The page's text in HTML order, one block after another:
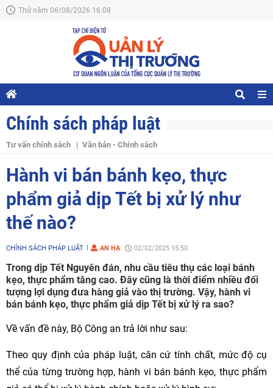
Thứ năm 06/08/2026 16:08
Chính sách pháp luật
Tư vấn chính sách Văn bản - Chính sách
Hành vi bán bánh kẹo, thực
phẩm giả dịp Tết bị xử lý như
thế nào?
CHÍNH SÁCH PHÁP LUẬT AN HẠ 02/02/2025 15:50
Trong dịp Tết Nguyên đán, nhu cầu tiêu thụ các loại bánh
kẹo, thực phẩm tăng cao. Đây cũng là thời điểm nhiều đối
tượng lợi dụng đưa hàng giả vào thị trường. Vậy, hành vi
bán bánh kẹo, thực phẩm giả dịp Tết bị xử lý ra sao?
Về vấn đề này, Bộ Công an trả lời như sau:
Theo quy định của pháp luật, căn cứ tính chất, mức độ cụ
thể của từng trường hợp, hành vi bán bánh kẹo, thực phẩm